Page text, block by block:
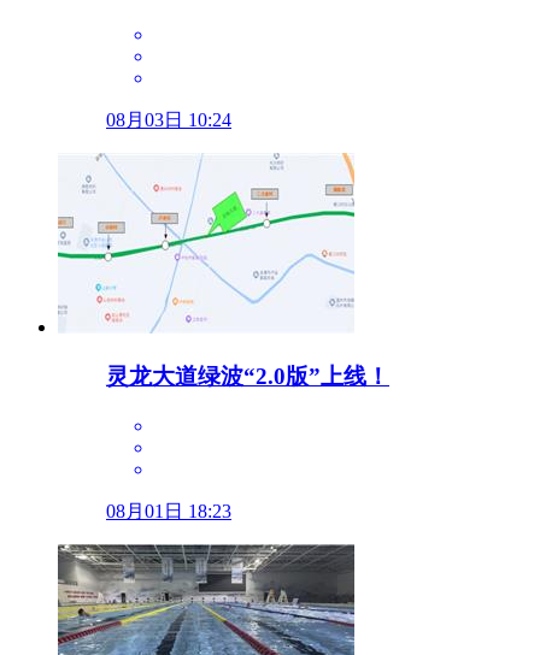
08月03日 10:24
灵龙大道绿波“2.0版”上线！
08月01日 18:23